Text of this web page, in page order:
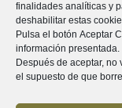
finalidades analíticas y
deshabilitar estas
Pulsa el botón Aceptar
información presentada.
Después de aceptar, no
el supuesto de que